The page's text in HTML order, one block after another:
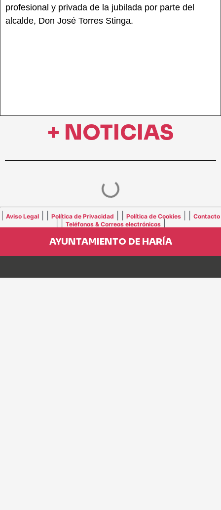
profesional y privada de la jubilada por parte del
alcalde, Don José Torres Stinga.
+ NOTICIAS
Aviso Legal Política de Privacidad Política de Cookies Contacto
Teléfonos & Correos electrónicos|
AYUNTAMIENTO DE HARÍA